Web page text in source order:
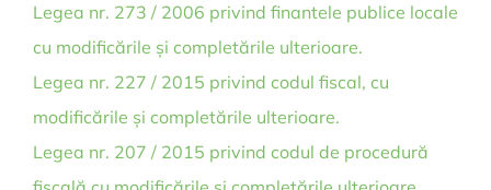
Legea nr. 273 / 2006 privind finantele publice locale
cu modificările și completările ulterioare.
Legea nr. 227 / 2015 privind codul fiscal, cu
modificările și completările ulterioare.
Legea nr. 207 / 2015 privind codul de procedură